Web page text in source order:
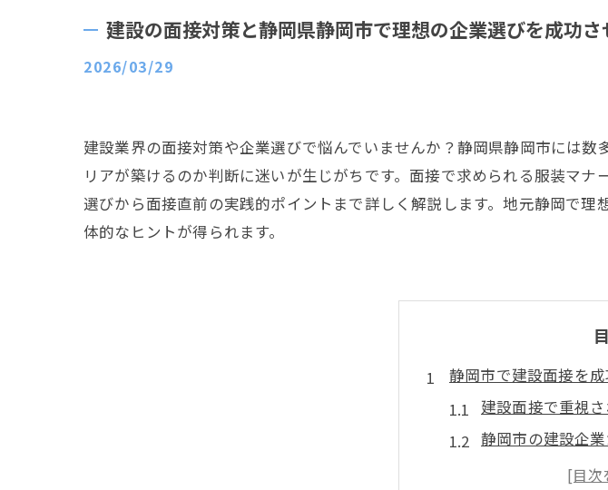
建設の面接対策と静岡県静岡市で理想の企業選びを成功さ
2026/03/29
建設業界の面接対策や企業選びで悩んでいませんか？静岡県静岡市には
リアが築けるのか判断に迷いが生じがちです。面接で求められる服装マ
選びから面接直前の実践的ポイントまで詳しく解説します。地元静岡で
体的なヒントが得られます。
静岡市で建設面接を
建設面接で重視
静岡市の建設企
面接前に知るべ